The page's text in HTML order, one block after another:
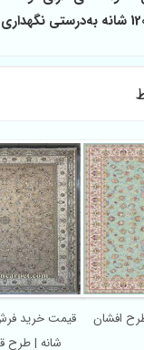
شانه | طرح